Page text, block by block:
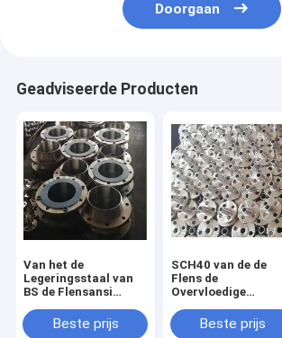
Doorgaan
Geadviseerde Producten
Van het de
Legeringsstaal van
BS de Flensansi
Hoge
Programmapijp
Beste prijs
SCH40 van de de
Flens de
Overvloedige
Duimstaal Flens van
de het Lassenhals
Beste prijs